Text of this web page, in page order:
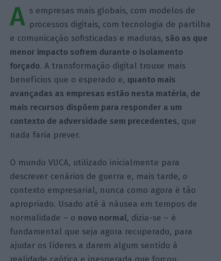
A s empresas mais globais, com modelos de
processos digitais, com tecnologia de partilha
e comunicação sofisticadas e maduras, são as que
menor impacto sofrem durante o isolamento
forçado. A transformação digital trouxe mais
benefícios que o esperado e, quanto mais
avançadas as empresas estão nesta matéria, de
mais recursos dispõem para responder a um
contexto de adversidade sem precedentes, que
nada faria prever.
O mundo VUCA, utilizado inicialmente para
descrever cenários de guerra e, mais tarde, o
contexto empresarial, nunca como agora é tão
apropriado. Usado até à náusea em tempos de
normalidade – o novo normal, dizia-se – é
fundamental que seja agora recuperado, para
ajudar os líderes a darem algum sentido à